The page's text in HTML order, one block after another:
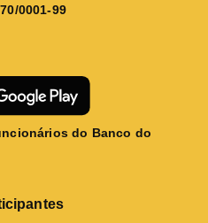
0001-99
do Banco do